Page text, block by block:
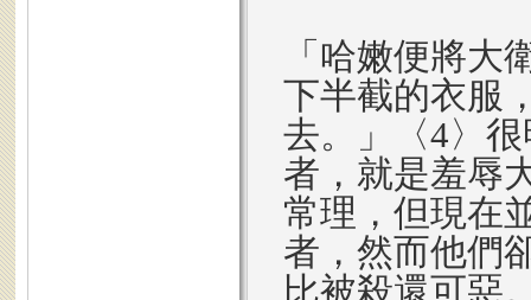
「哈嫩便將大
下半截的衣服
去。」〈4〉
者，就是羞辱
常理，但現在
者，然而他們
比被殺還可惡